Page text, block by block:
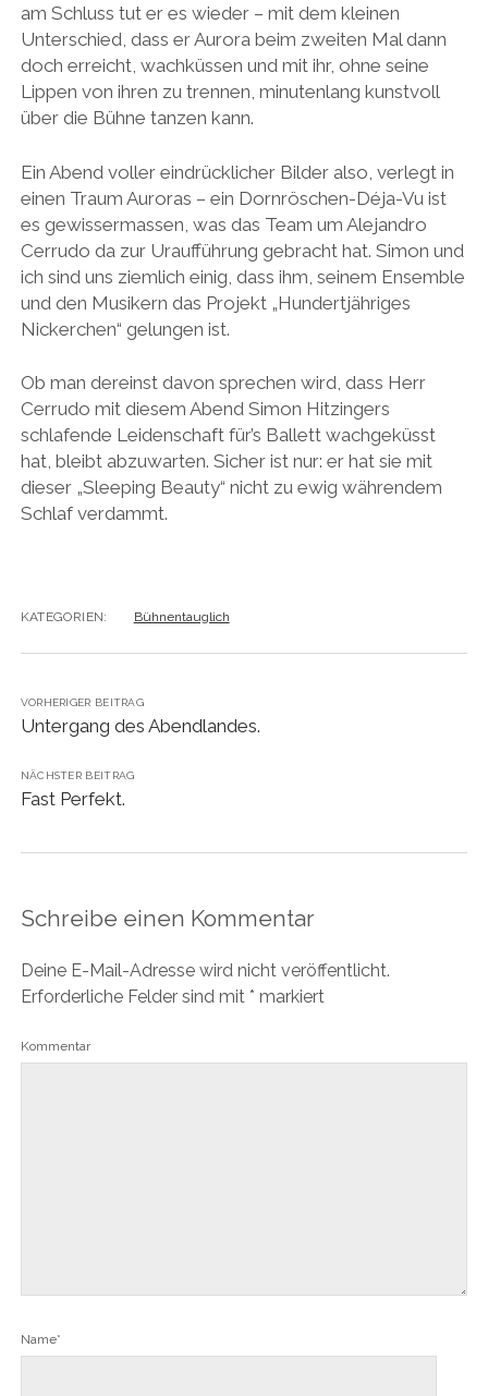
am Schluss tut er es wieder – mit dem kleinen
Unterschied, dass er Aurora beim zweiten Mal dann
doch erreicht, wachküssen und mit ihr, ohne seine
Lippen von ihren zu trennen, minutenlang kunstvoll
über die Bühne tanzen kann.
Ein Abend voller eindrücklicher Bilder also, verlegt in
einen Traum Auroras – ein Dornröschen-Déja-Vu ist
es gewissermassen, was das Team um Alejandro
Cerrudo da zur Uraufführung gebracht hat. Simon und
ich sind uns ziemlich einig, dass ihm, seinem Ensemble
und den Musikern das Projekt „Hundertjähriges
Nickerchen“ gelungen ist.
Ob man dereinst davon sprechen wird, dass Herr
Cerrudo mit diesem Abend Simon Hitzingers
schlafende Leidenschaft für’s Ballett wachgeküsst
hat, bleibt abzuwarten. Sicher ist nur: er hat sie mit
dieser „Sleeping Beauty“ nicht zu ewig währendem
Schlaf verdammt.
KATEGORIEN: Bühnentauglich
VORHERIGER BEITRAG
Untergang des Abendlandes.
NÄCHSTER BEITRAG
Fast Perfekt.
Schreibe einen Kommentar
Deine E-Mail-Adresse wird nicht veröffentlicht.
Erforderliche Felder sind mit * markiert
Kommentar
Name*